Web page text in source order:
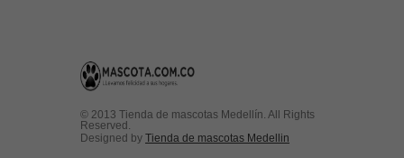
© 2013 Tienda de mascotas Medellín. All Rights
Reserved.
Designed by Tienda de mascotas Medellin